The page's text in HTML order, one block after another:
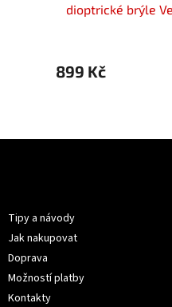
dioptrické brýle
899 Kč
Tipy a návody
Jak nakupovat
Doprava
Možností platby
Kontakty